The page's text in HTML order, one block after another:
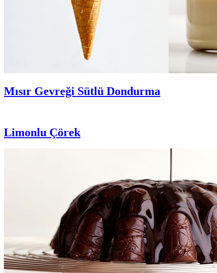
Mısır Gevreği Sütlü Dondurma
Limonlu Çörek